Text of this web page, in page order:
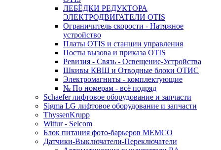
ЛЕБЁДКИ РЕДУКТОРА
ЭЛЕКТРОДВИГАТЕЛИ OTIS
Ограничитель скорости - Натяжное
устройство
Платы OTIS и станции управления
Посты вызова и приказа OTIS
Ревизия - Связь - Освещение-Устройства
Шкивы КВШ и Отводные блоки ОТИС
Электромагниты - комплектующие
№ По номерам - всё подряд
Schaefer лифтовое оборудование и запчасти
Sigma LG лифтовое оборудование и запчасти
ThyssenKrupp
Wittur - Selcom
Блок питания фото-барьеров MEMCO
Датчики-Выключатели-Переключатели